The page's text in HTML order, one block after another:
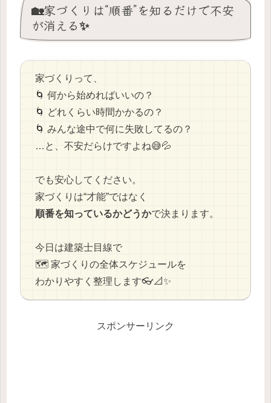
🏡家づくりは“順番”を知るだけで不安
が消える✨
家づくりって、
🌀 何から始めればいいの？
🌀 どれくらい時間かかるの？
🌀 みんな途中で何に失敗してるの？
…と、不安だらけですよね😅💦
でも安心してください。
家づくりは“才能”ではなく
順番を知っているかどうかで決まります。
今日は建築士目線で
🗺️ 家づくりの全体スケジュールを
わかりやすく整理します👓📐✨
スポンサーリンク